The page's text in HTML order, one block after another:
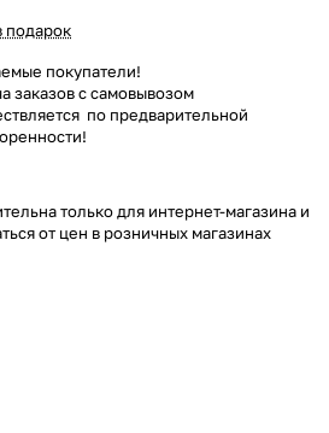
подарок
покупатели!
заказов с самовывозом
по предварительной
только для интернет-магазина и
от цен в розничных магазинах